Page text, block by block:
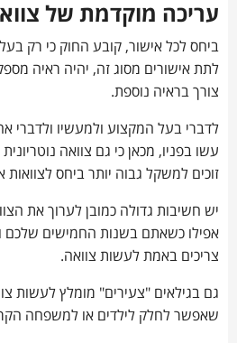
עריכה מוקדמת של
ביחס לכל אישור, קובע החוק כי רק
לתת אישורים מסוג זה, יהיה ראיה
צורך בראיה נוספת.
לדברי בעל המקצוע ולמעשיו ולדברי
עשו בפניו, מכאן כי גם צוואה
זוכים למשקל גבוה יותר ביחס לצוואות
יש חשיבות גדולה כמובן לערוך את
אפילו כשאתם בשנות החמישים שלכם
צריכים באמת לעשות צוואה.
גם בגילאים "צעירים" מומלץ לעשות
שאפשר לחלק לילדים או למשפחה